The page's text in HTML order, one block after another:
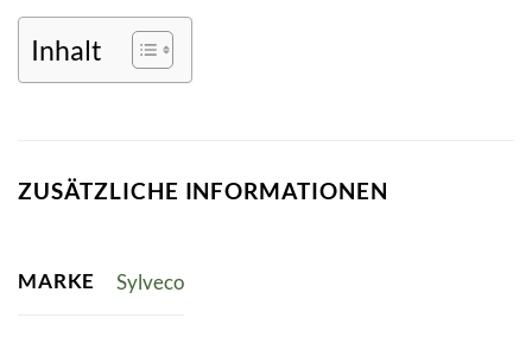
Inhalt
ZUSÄTZLICHE INFORMATIONEN
MARKE Sylveco